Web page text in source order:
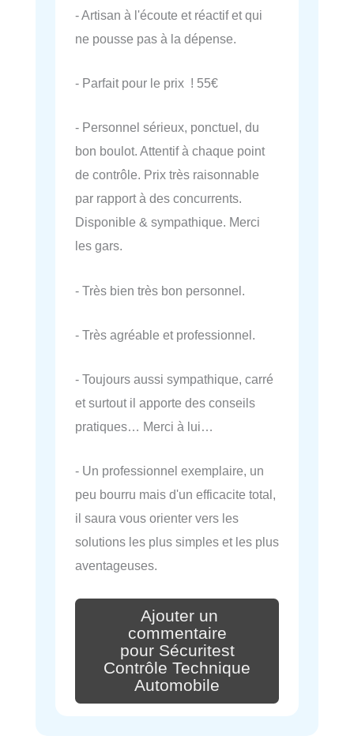
- Artisan à l'écoute et réactif et qui
ne pousse pas à la dépense.
- Parfait pour le prix ! 55€
- Personnel sérieux, ponctuel, du
bon boulot. Attentif à chaque point
de contrôle. Prix très raisonnable
par rapport à des concurrents.
Disponible & sympathique. Merci
les gars.
- Très bien très bon personnel.
- Très agréable et professionnel.
- Toujours aussi sympathique, carré
et surtout il apporte des conseils
pratiques… Merci à lui…
- Un professionnel exemplaire, un
peu bourru mais d'un efficacite total,
il saura vous orienter vers les
solutions les plus simples et les plus
aventageuses.
Ajouter un
commentaire
pour Sécuritest
Contrôle Technique
Automobile